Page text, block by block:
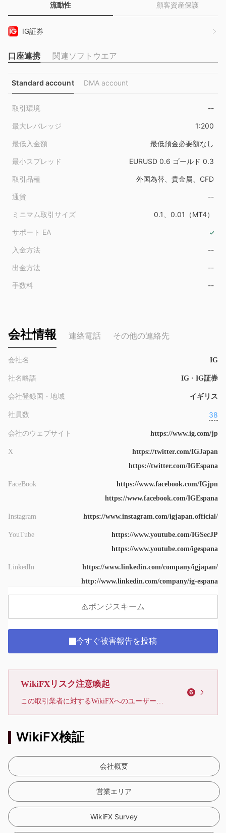
流動性 顧客資産保護
IG証券
口座連携 関連ソフトウエア
Standard account DMA account
取引環境 --
最大レバレッジ 1:200
最低入金額 最低預金必要額なし
最小スプレッド EURUSD 0.6 ゴールド 0.3
取引品種 外国為替、貴金属、CFD
通貨 --
ミニマム取引サイズ 0.1、0.01（MT4）
サポート EA
入金方法 --
出金方法 --
手数料 --
会社情報 連絡電話 その他の連絡先
会社名 IG
社名略語 IG · IG証券
会社登録国・地域 イギリス
社員数 38
会社のウェブサイト https://www.ig.com/jp
X
https://twitter.com/IGJapan
https://twitter.com/IGEspana
FaceBook
https://www.facebook.com/IGjpn
https://www.facebook.com/IGEspana
Instagram https://www.instagram.com/igjapan.official/
YouTube
https://www.youtube.com/IGSecJP
https://www.youtube.com/igespana
LinkedIn
https://www.linkedin.com/company/igjapan/
http://www.linkedin.com/company/ig-espana
ポンジスキーム
今すぐ被害報告を投稿
WikiFXリスク注意喚起
この取引業者に対するWikiFXへのユーザーからの苦情が、43件に達しています。リスクに注意し、被害に遭わないようお気をつけください。
6
WikiFX検証
会社概要
営業エリア
WikiFX Survey